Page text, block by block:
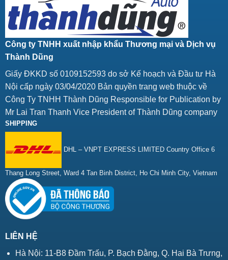
Công ty TNHH xuất nhập khẩu Thương mại và Dịch vụ
Thành Dũng
Giấy ĐKKD số 0109152593 do sở Kế hoạch và Đầu tư Hà
Nội cấp ngày 03/04/2020 Bản quyền trang web thuộc về
Công Ty TNHH Thành Dũng Responsible for Publication by
Mr Lai Tran Thanh Vice President of Thành Dũng company
SHIPPING
DHL – VNPT EXPRESS LIMITED Country Office 6
Thang Long Street, Ward 4 Tan Binh District, Ho Chi Minh City, Vietnam
LIÊN HỆ
Hà Nội: 11-B8 Đầm Trấu, P. Bạch Đằng, Q. Hai Bà Trưng,